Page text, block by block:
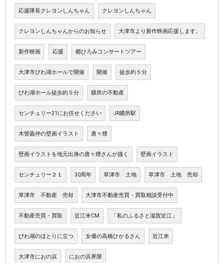
応援隊長クレヨンしんちゃん クレヨンしんちゃん
クレヨンしんちゃんからのお知らせ 大津市より新作映画応援します。
新作映画 応援 郷ひろみコンサートツアー
大津市びわ湖ホールで開催 開催 徒歩約５分
びわ湖ホール徒歩約５分 膳所の不動産
センチュリー21にお任せください JR膳所駅
木曽義仲の壁画イラスト 唐々煙
壁画イラストを地元出身の唐々煙さんが描く 壁画イラスト
センチュリー２１ 30周年 草津市 土地 草津市 土地 売却
草津市 不動産 売却 大津市不動産売買・買取相談受付中
不動産売買・買取 近江米CM 「私のふるさと滋賀近江」
びわ湖のほとりに立つ 女優の高橋ひかるさん 近江米
大津市におの浜 におの浜界隈